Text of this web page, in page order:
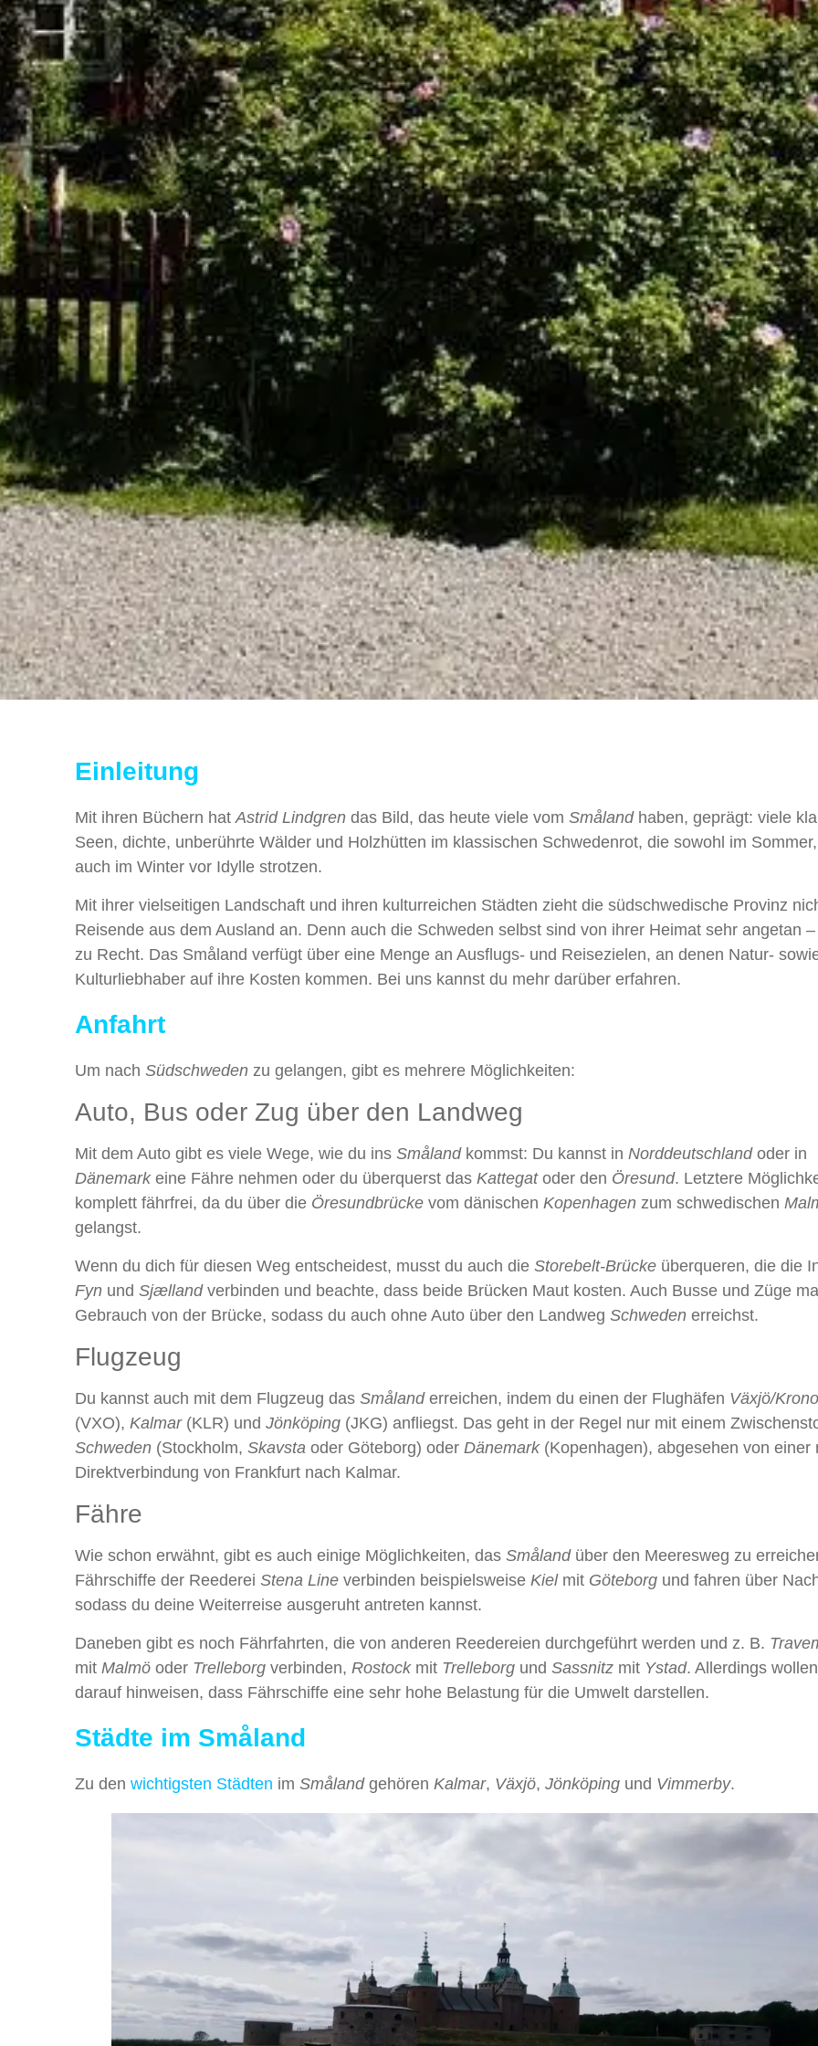
Einleitung
Mit ihren Büchern hatAstrid Lindgren das Bild, das heute viele vom Smålandhaben, geprägt: viele
Seen, dichte, unberührte Wälder und Holzhütten im klassischen Schwedenrot, die sowohl im
auch im Winter vor Idylle strotzen.
Mit ihrer vielseitigen Landschaft und ihren kulturreichen Städten zieht die südschwedische Provinz
Reisende aus dem Ausland an. Denn auch die Schweden selbst sind von ihrer Heimat sehr angetan
zu Recht. Das Småland verfügt über eine Menge an Ausflugs- und Reisezielen, an denen Natur-
Kulturliebhaber auf ihre Kosten kommen. Bei uns kannst du mehr darüber erfahren.
Anfahrt
Um nach Südschweden zu gelangen, gibt es mehrere Möglichkeiten:
Auto, Bus oder Zug über den Landweg
Mit dem Auto gibt es viele Wege, wie du ins Smålandkommst: Du kannst in Norddeutschlandoder in
Dänemarkeine Fähre nehmen oder du überquerst das Kattegatoder den Öresund. Letztere
komplett fährfrei, da du über die Öresundbrücke vom dänischen Kopenhagen zum schwedischen
gelangst.
Wenn du dich für diesen Weg entscheidest, musst du auch die Storebelt‑Brücke überqueren, die die
Fyn und Sjællandverbinden und beachte, dass beide Brücken Maut kosten. Auch Busse und Züge
Gebrauch von der Brücke, sodass du auch ohne Auto über den Landweg Schweden erreichst.
Flugzeug
Du kannst auch mit dem Flugzeug das Smålanderreichen, indem du einen der Flughäfen Växjö/
(VXO), Kalmar(KLR) und Jönköping (JKG) anfliegst. Das geht in der Regel nur mit einem
Schweden (Stockholm, Skavsta oder Göteborg) oder Dänemark(Kopenhagen), abgesehen von einer
Direktverbindung von Frankfurt nach Kalmar.
Fähre
Wie schon erwähnt, gibt es auch einige Möglichkeiten, das Smålandüber den Meeresweg zu
Fährschiffe der Reederei Stena Line verbinden beispielsweise Kielmit Göteborg und fahren über
sodass du deine Weiterreise ausgeruht antreten kannst.
Daneben gibt es noch Fährfahrten, die von anderen Reedereien durchgeführt werden und z. B.
mit Malmö oder Trelleborg verbinden, Rostockmit Trelleborg und Sassnitz mit Ystad. Allerdings
darauf hinweisen, dass Fährschiffe eine sehr hohe Belastung für die Umwelt darstellen.
Städte im Småland
Zu den wichtigsten Städten im Smålandgehören Kalmar, Växjö, Jönköping und Vimmerby.